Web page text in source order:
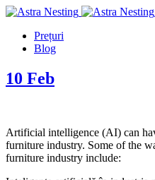
Prețuri
Blog
10 Feb
Artificial intelligence (AI) can
furniture industry. Some of the
furniture industry include: